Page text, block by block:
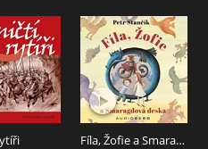
Fíla, Žofie a Smaragdová deska